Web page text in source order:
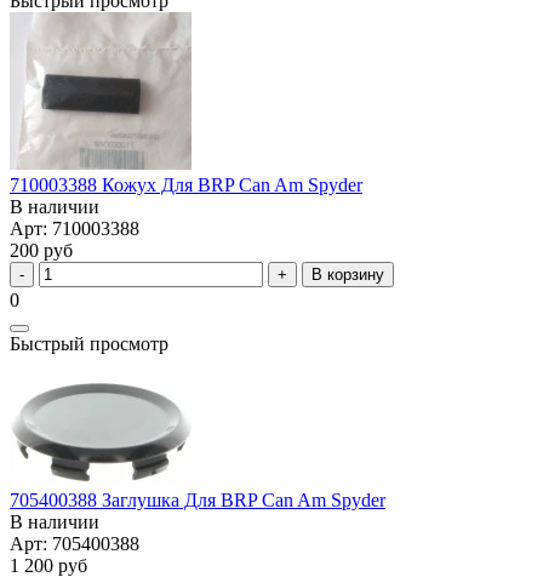
710003388 Кожух Для BRP Can Am Spyder
В наличии
Арт: 710003388
200 руб
В корзину
0
Быстрый просмотр
705400388 Заглушка Для BRP Can Am Spyder
В наличии
Арт: 705400388
1 200 руб